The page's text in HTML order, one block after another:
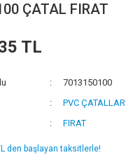
ÇATAL FIRAT
TL
7013150100
PVC ÇATALLAR
FIRAT
den başlayan taksitlerle!